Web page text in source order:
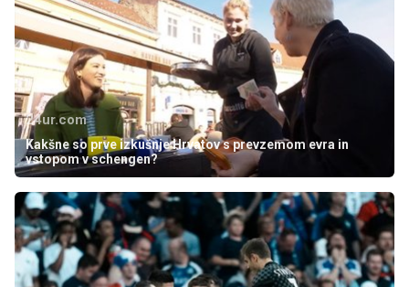
24ur.com
Kakšne so prve izkušnje Hrvatov s prevzemom evra in
vstopom v schengen?